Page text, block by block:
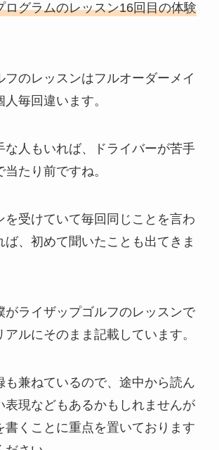
ログラムのレッスン16回目の体験
フのレッスンはフルオーダーメイ
人毎回違います。
な人もいれば、ドライバーが苦手
たり前ですね。
を受けていて毎回同じことを言わ
ば、初めて聞いたことも出てきま
がライザップゴルフのレッスンで
ルにそのまま記載しています。
も兼ねているので、途中から読ん
表現などもあるかもしれませんが
書くことに重点を置いております